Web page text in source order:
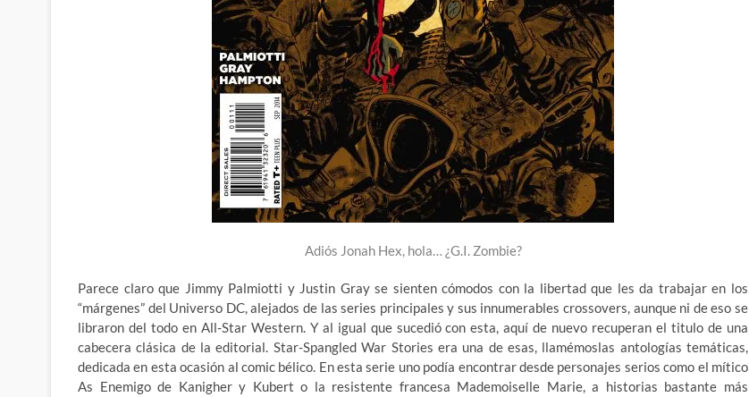
Adiós Jonah Hex, hola… ¿G.I. Zombie?
Parece claro que Jimmy Palmiotti y Justin Gray se sienten cómodos con la libertad que les da trabajar en los
“márgenes” del Universo DC, alejados de las series principales y sus innumerables crossovers, aunque ni de eso se
libraron del todo en All-Star Western. Y al igual que sucedió con esta, aquí de nuevo recuperan el titulo de una
cabecera clásica de la editorial. Star-Spangled War Stories era una de esas, llamémoslas antologías temáticas,
dedicada en esta ocasión al comic bélico. En esta serie uno podía encontrar desde personajes serios como el mítico
As Enemigo de Kanigher y Kubert o la resistente francesa Mademoiselle Marie, a historias bastante más